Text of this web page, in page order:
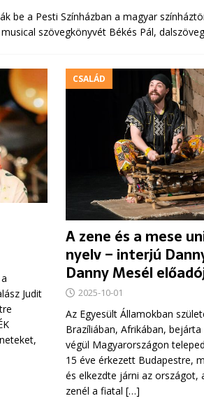
be a Pesti Színházban a magyar
szövegkönyvét Békés Pál,
Judit
CSALÁD
A zene és a mese
nyelv – interjú
Danny Mesél
2025-10-01
Az Egyesült Államokban
Brazíliában, Afrikában,
végül Magyarországon
15 éve érkezett Budapestre,
és elkezdte járni az országot,
zenél a fiatal […]